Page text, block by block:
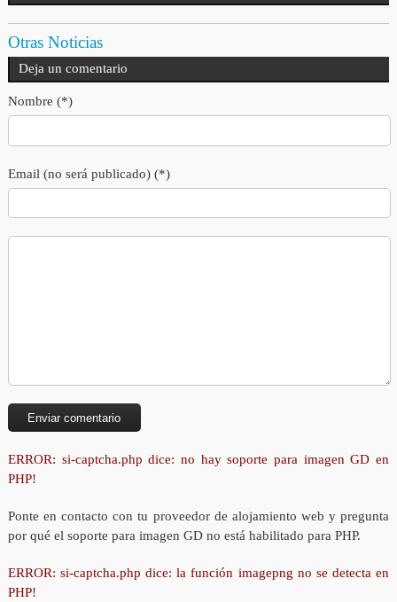
Otras Noticias
Deja un comentario
Nombre (*)
Email (no será publicado) (*)
ERROR: si-captcha.php dice: no hay soporte para imagen GD en
PHP!
Ponte en contacto con tu proveedor de alojamiento web y pregunta
por qué el soporte para imagen GD no está habilitado para PHP.
ERROR: si-captcha.php dice: la función imagepng no se detecta en
PHP!